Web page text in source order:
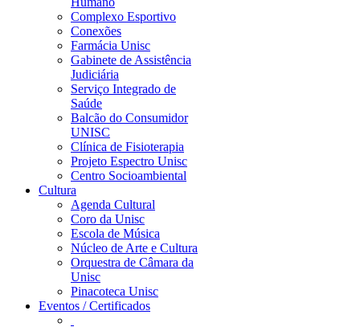
Complexo Esportivo
Conexões
Farmácia Unisc
Gabinete de Assistência
Judiciária
Serviço Integrado de
Saúde
Balcão do Consumidor
UNISC
Clínica de Fisioterapia
Projeto Espectro Unisc
Centro Socioambiental
Cultura
Agenda Cultural
Coro da Unisc
Escola de Música
Núcleo de Arte e Cultura
Orquestra de Câmara da
Unisc
Pinacoteca Unisc
Eventos / Certificados